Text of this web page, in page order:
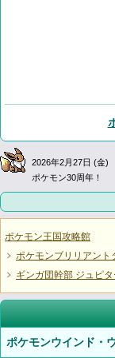
2026年2月27日 (金)
ポケモン30周年！
ポケモン王国攻略館
ポケモンブリリアント
ギンガ団幹部 ジュピタ
ポケモンウインド・